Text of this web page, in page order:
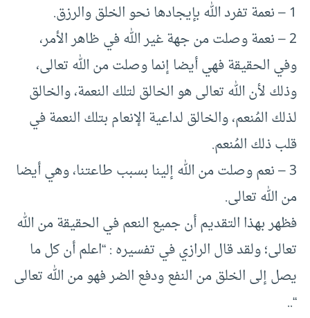
1 – نعمة تفرد الله بإيجادها نحو الخلق والرزق.
2 – نعمة وصلت من جهة غير الله في ظاهر الأمر،
وفي الحقيقة فهي أيضا إنما وصلت من الله تعالى،
وذلك لأن الله تعالى هو الخالق لتلك النعمة، والخالق
لذلك المُنعم، والخالق لداعية الإنعام بتلك النعمة في
قلب ذلك المُنعم.
3 – نعم وصلت من الله إلينا بسبب طاعتنا، وهي أيضا
من الله تعالى.
فظهر بهذا التقديم أن جميع النعم في الحقيقة من الله
تعالى؛ ولقد قال الرازي في تفسيره : “اعلم أن كل ما
يصل إلى الخلق من النفع ودفع الضر فهو من الله تعالى
“..